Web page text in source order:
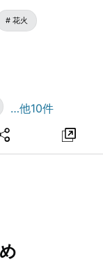
信していきますの
屋が2つあります。
は「イベントでの
納煙火」、元日に
通して幾つもの花
て「花火」は身近
た。 展望台や山頂
花火
…他10件